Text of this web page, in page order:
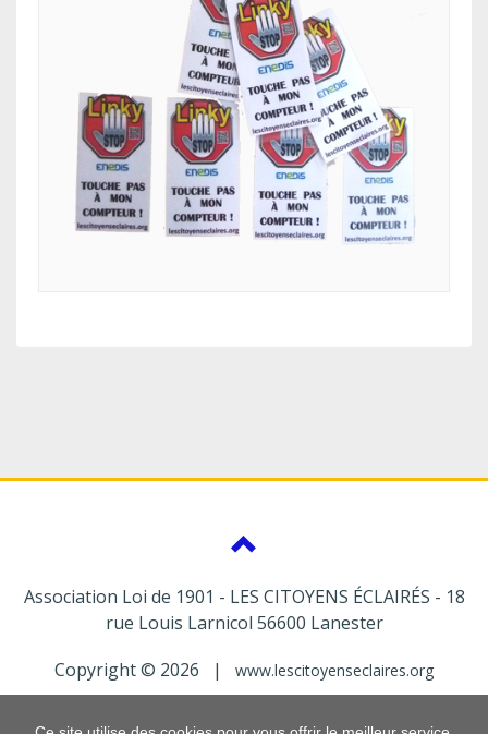
Association Loi de 1901 - LES CITOYENS ÉCLAIRÉS - 18
rue Louis Larnicol 56600 Lanester
Copyright © 2026 | www.lescitoyenseclaires.org